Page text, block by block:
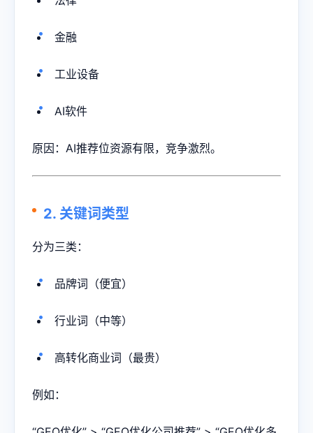
金融
工业设备
AI软件
原因：AI推荐位资源有限，竞争激烈。
2. 关键词类型
分为三类：
品牌词（便宜）
行业词（中等）
高转化商业词（最贵）
例如：